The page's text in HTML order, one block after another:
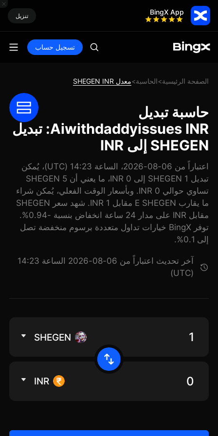
BingX App تنزيل
تسجيل حساب
الصفحة الرئيسية>الحاسبة>معدل SHEGEN INR
حاسبة تبديل
Aiwithdaddyissues INR: تبديل
SHEGEN إلى INR
اعتباراً من 06-08-2026، الساعة 14:23 (UTC)، يُمكن
تبديل 1 SHEGEN إلى 0 INR، ما يعني أن 5 SHEGEN
تساوي حوالي 0 INR. وبأسعار الوقت الفعلي، يُمكن شراء
ما يقارب E SHEGEN مقابل 1 INR. شهد سعر SHEGEN
مقابل INR على مدار 24 ساعة انخفاض بنسبة -0.94%.
توفر BingX خيارات تداول متعددة برسوم منخفضة تصل
إلى 0.1%.
آخر تحديث اعتباراً من 06-08-2026 الساعة 14:23
(UTC)
SHEGEN
INR